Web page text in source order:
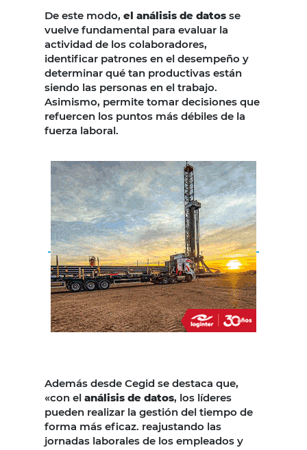
De este modo, el análisis de datos se
vuelve fundamental para evaluar la
actividad de los colaboradores,
identificar patrones en el desempeño y
determinar qué tan productivas están
siendo las personas en el trabajo.
Asimismo, permite tomar decisiones que
refuercen los puntos más débiles de la
fuerza laboral.
Además desde Cegid se destaca que,
«con el análisis de datos, los líderes
pueden realizar la gestión del tiempo de
forma más eficaz. reajustando las
jornadas laborales de los empleados y